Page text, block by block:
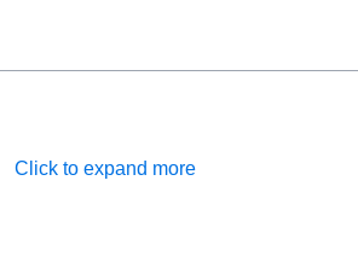
Click to expand more